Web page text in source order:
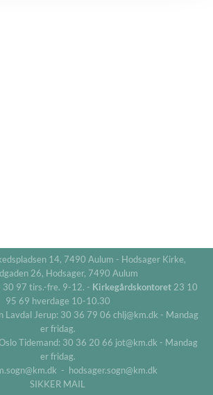
14, 7490 Aulum - Hodsager Kirke,
26, Hodsager, 7490 Aulum
97 tirs.-fre. 9-12. - Kirkegårdskontoret23 10
95 69 hverdage 10-10.30
Lavdal Jerup: 30 36 79 06 chlj@km.dk - Mandag
er fridag.
Tidemand: 30 36 20 66 jot@km.dk - Mandag
er fridag.
- hodsager.sogn@km.dk
SIKKER MAIL